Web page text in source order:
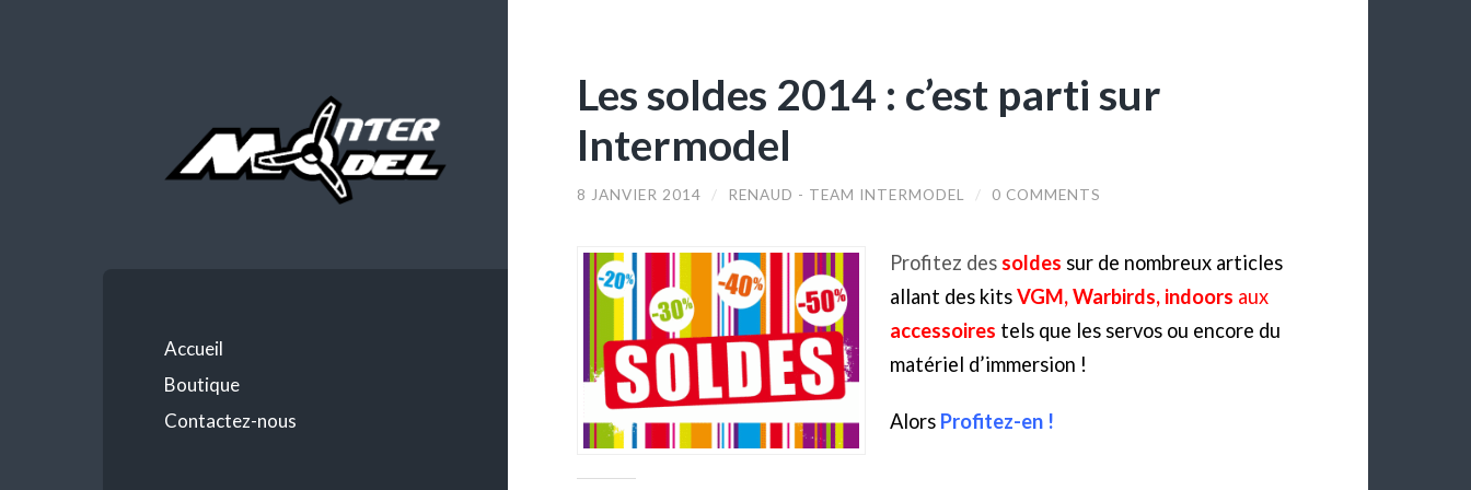
Accueil
Boutique
Contactez-nous
Les soldes 2014 : c’est parti sur
Intermodel
8 JANVIER 2014 / RENAUD - TEAM INTERMODEL / 0 COMMENTS
Profitez des soldes sur de nombreux articles
allant des kitsVGM, Warbirds, indoors aux
accessoires tels que les servos ou encore du
matériel d’immersion !
Alors Profitez-en !